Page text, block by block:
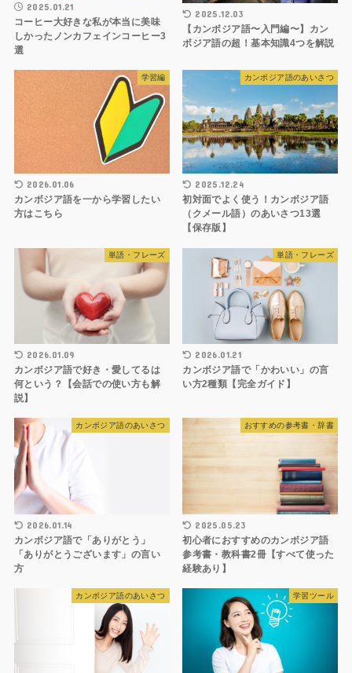
2025.01.21
コーヒー大好きな私が本当に美味
しかったノンカフェインコーヒー3
選
2025.12.03
【カンボジア語〜入門編〜】カン
ボジア語の超！基本知識4つを解説
学習編
2026.01.06
カンボジア語を一から学習したい
方はこちら
カンボジア語のあいさつ
2025.12.24
初対面でよく使う！カンボジア語
（クメール語）のあいさつ13選
【保存版】
単語・フレーズ
2026.01.09
カンボジア語で好き・愛してるは
何という？【会話での使い方も解
説】
単語・フレーズ
2026.01.21
カンボジア語で「かわいい」の言
い方2種類【完全ガイド】
カンボジア語のあいさつ
2026.01.14
カンボジア語で「ありがとう」
「ありがとうございます」の言い
方
おすすめの参考書・辞書
2025.05.23
初心者におすすめのカンボジア語
参考書・教科書2冊【すべて使った
経験あり】
カンボジア語のあいさつ 学習ツール